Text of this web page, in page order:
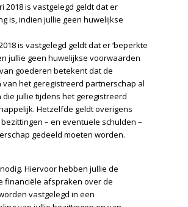
is vastgelegd geldt dat er
is, indien jullie geen huwelijkse
is vastgelegd geldt dat er ‘beperkte
jullie geen huwelijkse voorwaarden
goederen betekent dat de
het geregistreerd partnerschap al
jullie tijdens het geregistreerd
Hetzelfde geldt overigens
– en eventuele schulden –
gedeeld moeten worden.
Hiervoor hebben jullie de
financiële afspraken over de
vastgelegd in een